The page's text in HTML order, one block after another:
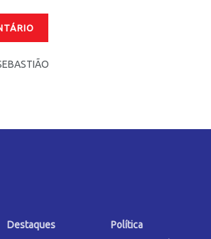
Destaques
Política